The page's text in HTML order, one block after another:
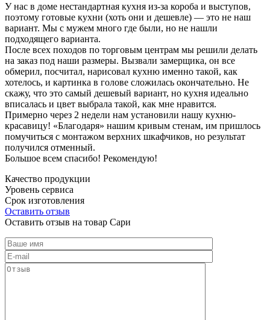
У нас в доме нестандартная кухня из-за короба и выступов,
поэтому готовые кухни (хоть они и дешевле) — это не наш
вариант. Мы с мужем много где были, но не нашли
подходящего варианта.
После всех походов по торговым центрам мы решили делать
на заказ под наши размеры. Вызвали замерщика, он все
обмерил, посчитал, нарисовал кухню именно такой, как
хотелось, и картинка в голове сложилась окончательно. Не
скажу, что это самый дешевый вариант, но кухня идеально
вписалась и цвет выбрала такой, как мне нравится.
Примерно через 2 недели нам установили нашу кухню-
красавицу! «Благодаря» нашим кривым стенам, им пришлось
помучиться с монтажом верхних шкафчиков, но результат
получился отменный.
Большое всем спасибо! Рекомендую!
Качество продукции
Уровень сервиса
Срок изготовления
Оставить отзыв
Оставить отзыв на товар Сари